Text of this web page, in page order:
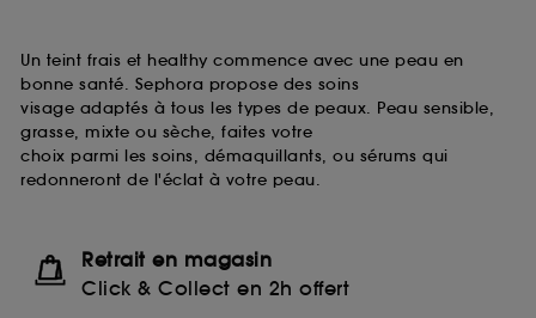
Un teint frais et healthy commence avec une peau en
bonne santé. Sephora propose des soins
visage adaptés à tous les types de peaux. Peau sensible,
grasse, mixte ou sèche, faites votre
choix parmi les soins, démaquillants, ou sérums qui
redonneront de l'éclat à votre peau.
Retrait en magasin
Click & Collect en 2h offert
collectées ou générées lors de votre activité en ligne
ou en magasin. Pour refuser tous les cookies, cliques
sur "continuer sans accepter". Voous pouvez à tout
moment choisir de retirer votrte consentement. Si vous
souhaitez obtenir plus d'information sur les cookies
utilisés, cliquezici.